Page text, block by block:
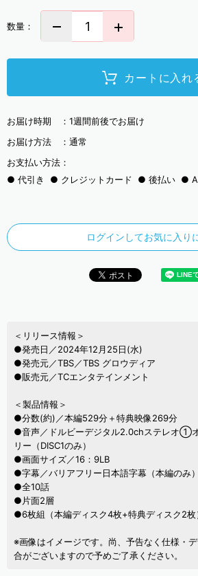
数量：
カートに入れ
お届け時期 ： 1週間前後でお届け
お届け方法 ： 通常
お支払い方法：
代引き
クレジットカード 後払い
ログインしてお気に入り
＜リリース情報＞
●発売日／2024年12月25日(水)
●発売元／TBS／TBS グロウディア
●販売元／TCエンタテインメント
＜製品情報＞
●分数(約)／本編529分＋特典映像269分
●音声／ドルビーデジタル2.0chステレオ①
リー（DISC1のみ）
●画面サイズ／16：9LB
●字幕／バリアフリー日本語字幕（本編のみ）
●全10話
●片面2層
●6枚組（本編ディスク4枚+特典ディスク2枚
※画像はイメージです。尚、予告なく仕様・
合がございますので予めご了承ください。